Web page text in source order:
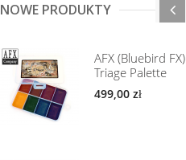
NOWE PRODUKTY
AFX (Bluebird FX)
Triage Palette
499,00 zł